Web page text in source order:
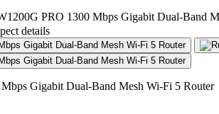
details
Gigabit Dual-Band Mesh Wi-Fi 5 Router